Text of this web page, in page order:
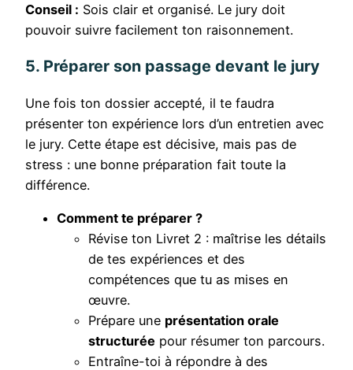
Conseil : Sois clair et organisé. Le jury doit
pouvoir suivre facilement ton raisonnement.
5. Préparer son passage devant le jury
Une fois ton dossier accepté, il te faudra
présenter ton expérience lors d’un entretien avec
le jury. Cette étape est décisive, mais pas de
stress : une bonne préparation fait toute la
différence.
Comment te préparer ?
Révise ton Livret 2 : maîtrise les détails
de tes expériences et des
compétences que tu as mises en
œuvre.
Prépare une présentation orale
structurée pour résumer ton parcours.
Entraîne-toi à répondre à des